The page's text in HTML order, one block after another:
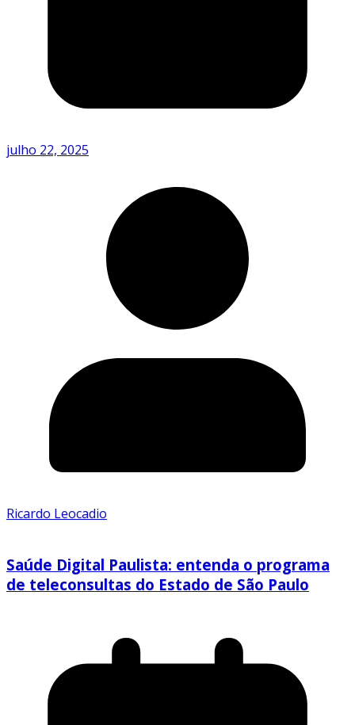
julho 22, 2025
Ricardo Leocadio
Saúde Digital Paulista: entenda o programa
de teleconsultas do Estado de São Paulo